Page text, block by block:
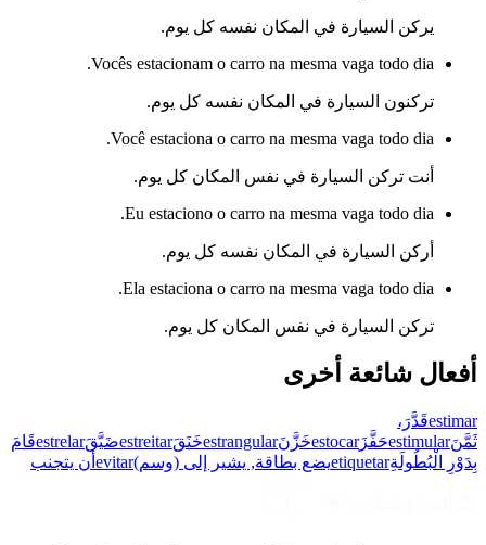
يركن السيارة في المكان نفسه كل يوم.
Vocês estacionam o carro na mesma vaga todo dia.
تركنون السيارة في المكان نفسه كل يوم.
Você estaciona o carro na mesma vaga todo dia.
أنت تركن السيارة في نفس المكان كل يوم.
Eu estaciono o carro na mesma vaga todo dia.
أركن السيارة في المكان نفسه كل يوم.
Ela estaciona o carro na mesma vaga todo dia.
تركن السيارة في نفس المكان كل يوم.
أفعال شائعة أخرى
estimarقَدَّرَ،
ثَمَّنَestimularحَفَّزَestocarخَزَّنَestrangularخَنَقَestreitarضَيَّقَestrelarقَامَ
بِدَوْرِ الْبُطُولَةِetiquetarيضع بطاقة, يشير إلى (وسم)evitar أن يتجنب